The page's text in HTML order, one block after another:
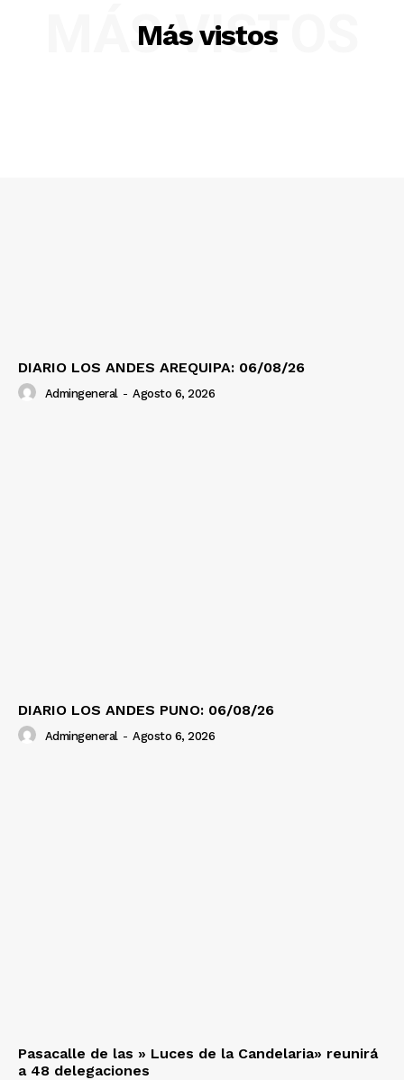
Diario los Andes
Más vistos
MÁS VISTOS
DIARIO LOS ANDES AREQUIPA: 06/08/26
Admingeneral - Agosto 6, 2026
DIARIO LOS ANDES PUNO: 06/08/26
Admingeneral - Agosto 6, 2026
Pasacalle de las » Luces de la Candelaria» reunirá
a 48 delegaciones